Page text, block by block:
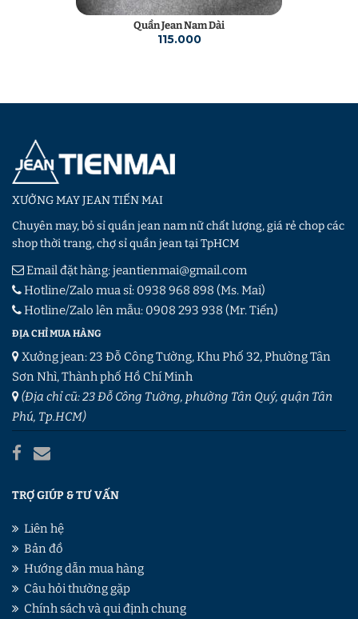
Quần Jean Nam Dài
115.000
XƯỞNG MAY JEAN TIẾN MAI
Chuyên may, bỏ sỉ quần jean nam nữ chất lượng, giá rẻ chop các
shop thời trang, chợ sỉ quần jean tại TpHCM
Email đặt hàng:jeantienmai@gmail.com
Hotline/Zalo mua sỉ: 0938 968 898 (Ms. Mai)
Hotline/Zalo lên mẫu: 0908 293 938 (Mr. Tiến)
ĐỊA CHỈ MUA HÀNG
Xưởng jean: 23 Đỗ Công Tường, Khu Phố 32, Phường Tân
Sơn Nhì, Thành phố Hồ Chí Minh
(Địa chỉ cũ: 23 Đỗ Công Tường, phường Tân Quý, quận Tân
Phú, Tp.HCM)
TRỢ GIÚP & TƯ VẤN
Liên hệ
Bản đồ
Hướng dẫn mua hàng
Câu hỏi thường gặp
Chính sách và qui định chung